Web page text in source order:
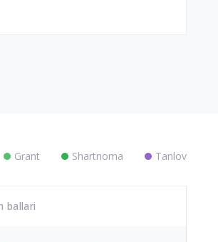
Grant Shartnoma Tanlov
ballari